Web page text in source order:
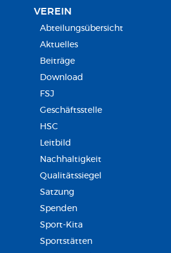
VEREIN
Abteilungsübersicht
Aktuelles
Beiträge
Download
FSJ
Geschäftsstelle
HSC
Leitbild
Nachhaltigkeit
Qualitätssiegel
Satzung
Spenden
Sport-Kita
Sportstätten